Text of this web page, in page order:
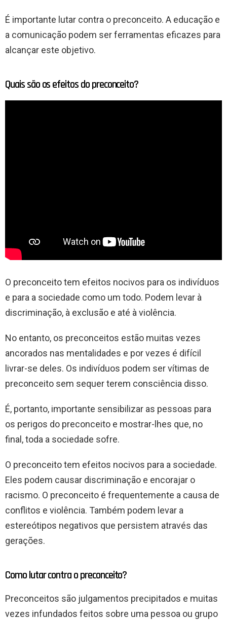
É importante lutar contra o preconceito. A educação e
a comunicação podem ser ferramentas eficazes para
alcançar este objetivo.
Quais são os efeitos do preconceito?
O preconceito tem efeitos nocivos para os indivíduos
e para a sociedade como um todo. Podem levar à
discriminação, à exclusão e até à violência.
No entanto, os preconceitos estão muitas vezes
ancorados nas mentalidades e por vezes é difícil
livrar-se deles. Os indivíduos podem ser vítimas de
preconceito sem sequer terem consciência disso.
É, portanto, importante sensibilizar as pessoas para
os perigos do preconceito e mostrar-lhes que, no
final, toda a sociedade sofre.
O preconceito tem efeitos nocivos para a sociedade.
Eles podem causar discriminação e encorajar o
racismo. O preconceito é frequentemente a causa de
conflitos e violência. Também podem levar a
estereótipos negativos que persistem através das
gerações.
Como lutar contra o preconceito?
Preconceitos são julgamentos precipitados e muitas
vezes infundados feitos sobre uma pessoa ou grupo